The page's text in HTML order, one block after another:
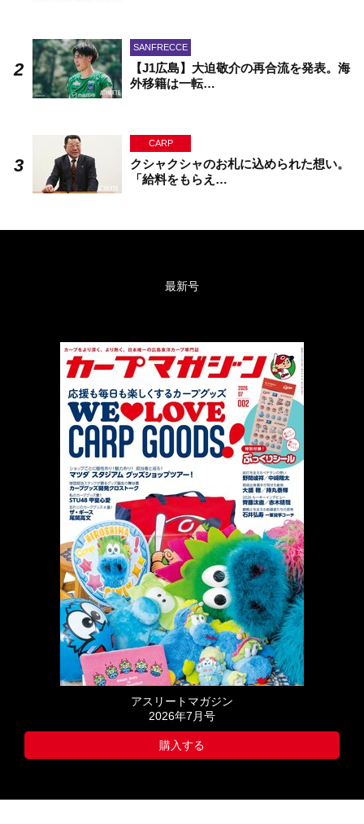
SANFRECCE
【J1広島】大迫敬介の再合流を発表。海
外移籍は一転…
CARP
クシャクシャのお札に込められた想い。
「給料をもらえ…
最新号
アスリートマガジン
2026年7月号
購入する